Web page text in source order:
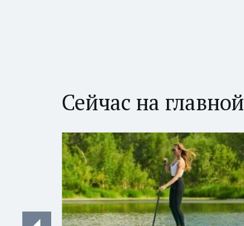
Сейчас на главной